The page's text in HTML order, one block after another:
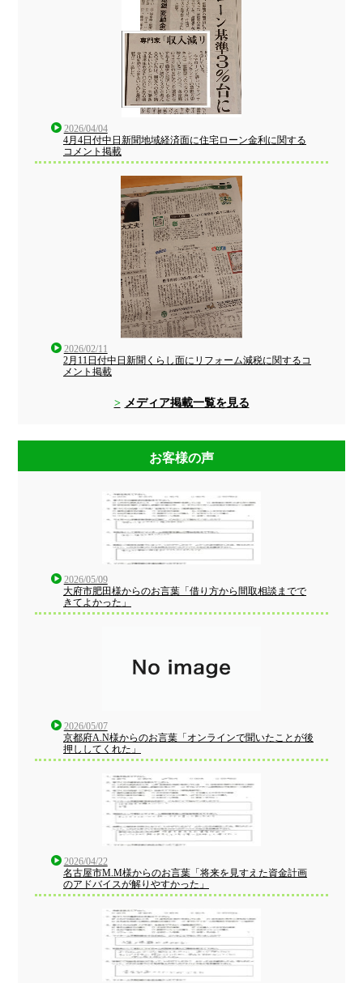
2026/04/04
4月4日付中日新聞地域経済面に住宅ローン金利に関する
コメント掲載
2026/02/11
2月11日付中日新聞くらし面にリフォーム減税に関するコ
メント掲載
メディア掲載一覧を見る
お客様の声
2026/05/09
大府市肥田様からのお言葉「借り方から間取相談までで
きてよかった」
2026/05/07
京都府A.N様からのお言葉「オンラインで聞いたことが後
押ししてくれた」
2026/04/22
名古屋市M.M様からのお言葉「将来を見すえた資金計画
のアドバイスが解りやすかった」